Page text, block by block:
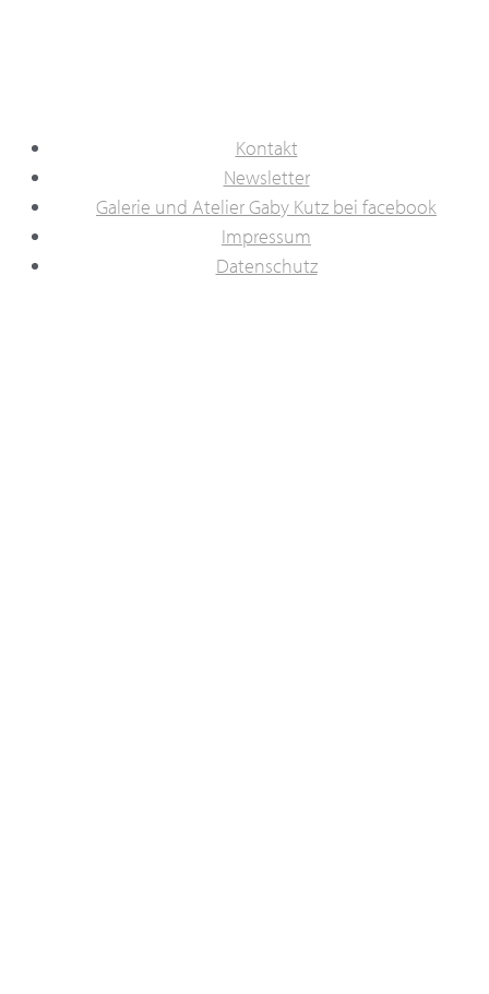
Kontakt
Newsletter
Galerie und Atelier Gaby Kutz bei facebook
Impressum
Datenschutz